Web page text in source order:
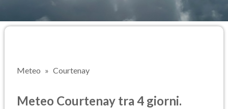
Meteo Courtenay
Meteo Courtenay tra 4 giorni.